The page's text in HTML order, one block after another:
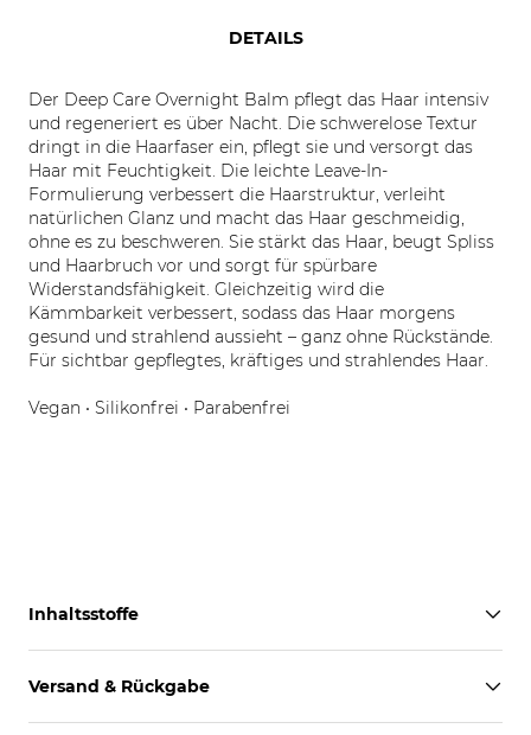
DETAILS
Der Deep Care Overnight Balm pflegt das Haar intensiv
und regeneriert es über Nacht. Die schwerelose Textur
dringt in die Haarfaser ein, pflegt sie und versorgt das
Haar mit Feuchtigkeit. Die leichte Leave-In-
Formulierung verbessert die Haarstruktur, verleiht
natürlichen Glanz und macht das Haar geschmeidig,
ohne es zu beschweren. Sie stärkt das Haar, beugt Spliss
und Haarbruch vor und sorgt für spürbare
Widerstandsfähigkeit. Gleichzeitig wird die
Kämmbarkeit verbessert, sodass das Haar morgens
gesund und strahlend aussieht – ganz ohne Rückstände.
Für sichtbar gepflegtes, kräftiges und strahlendes Haar.
Vegan • Silikonfrei • Parabenfrei
Inhaltsstoffe
Versand & Rückgabe